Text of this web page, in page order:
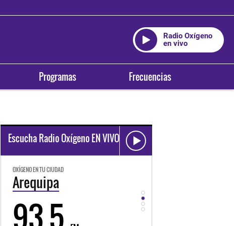
Radio Oxígeno
en vivo
Programas Frecuencias
Escucha Radio Oxígeno EN VIVO
OXÍGENO EN TU CIUDAD
Trujillo
98.3 94.3